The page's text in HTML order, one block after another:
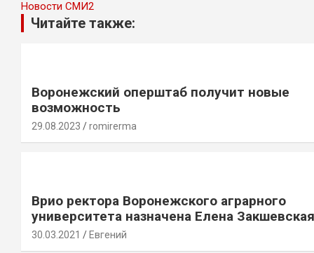
Новости СМИ2
Читайте также:
Воронежский оперштаб получит новые
возможность
29.08.2023 romirerma
Врио ректора Воронежского аграрного
университета назначена Елена Закшевская
30.03.2021 Евгений